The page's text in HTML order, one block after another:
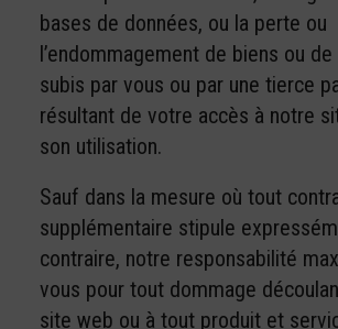
bases de données, ou la perte ou
l’endommagement de biens ou
subis par vous ou par une tierce
résultant de votre accès à notre
son utilisation.
Sauf dans la mesure où tout
supplémentaire stipule
contraire, notre responsabilité
vous pour tout dommage
site web ou à tout produit et